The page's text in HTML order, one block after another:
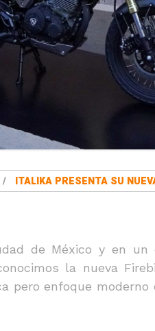
ITALIKA PRESENTA SU
de México y en un
la nueva
pero enfoque